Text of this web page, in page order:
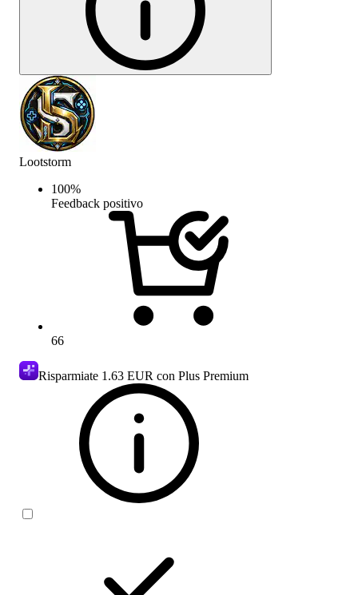
Lootstorm
100%
Feedback positivo
66
Risparmiate 1.63 EUR con Plus Premium